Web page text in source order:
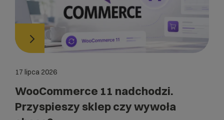
17 lipca 2026
WooCommerce 11 nadchodzi.
Przyspieszy sklep czy wywoła